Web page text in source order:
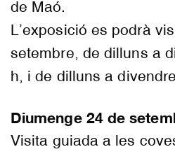
de Maó.
L’exposició es podrà
setembre, de dilluns a
h, i de dilluns a
Diumenge 24 de
Visita guiada a les